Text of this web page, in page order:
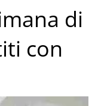
di
con